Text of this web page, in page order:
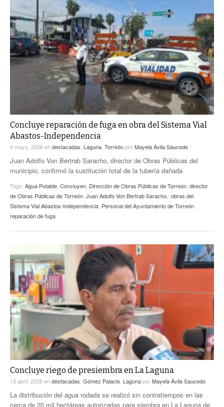
Concluye reparación de fuga en obra del Sistema Vial
Abastos-Independencia
4 mayo, 2026endestacadas Laguna TorreónporMayela Ávila Saucedo
Juan Adolfo Von Bertrab Saracho, director de Obras Públicas del
municipio, confirmó la sustitución total de la tubería dañada
Tags: Agua Potable Concluyen Dirección de Obras Públicas de Torreón director
de Obras Públicas de Torreón Juan Adolfo Von Bertrab Saracho. obras del
Sistema Vial Abastos-Independencia Personal del Ayuntamiento de Torreón
reparación de fuga
Concluye riego de presiembra en La Laguna
13 abril, 2026endestacadas Gómez Palacio LagunaporMayela Ávila Saucedo
La distribución del agua rodada se realizó sin contratiempos en las
cerca de 20 mil hectáreas autorizadas para siembra en La Laguna de